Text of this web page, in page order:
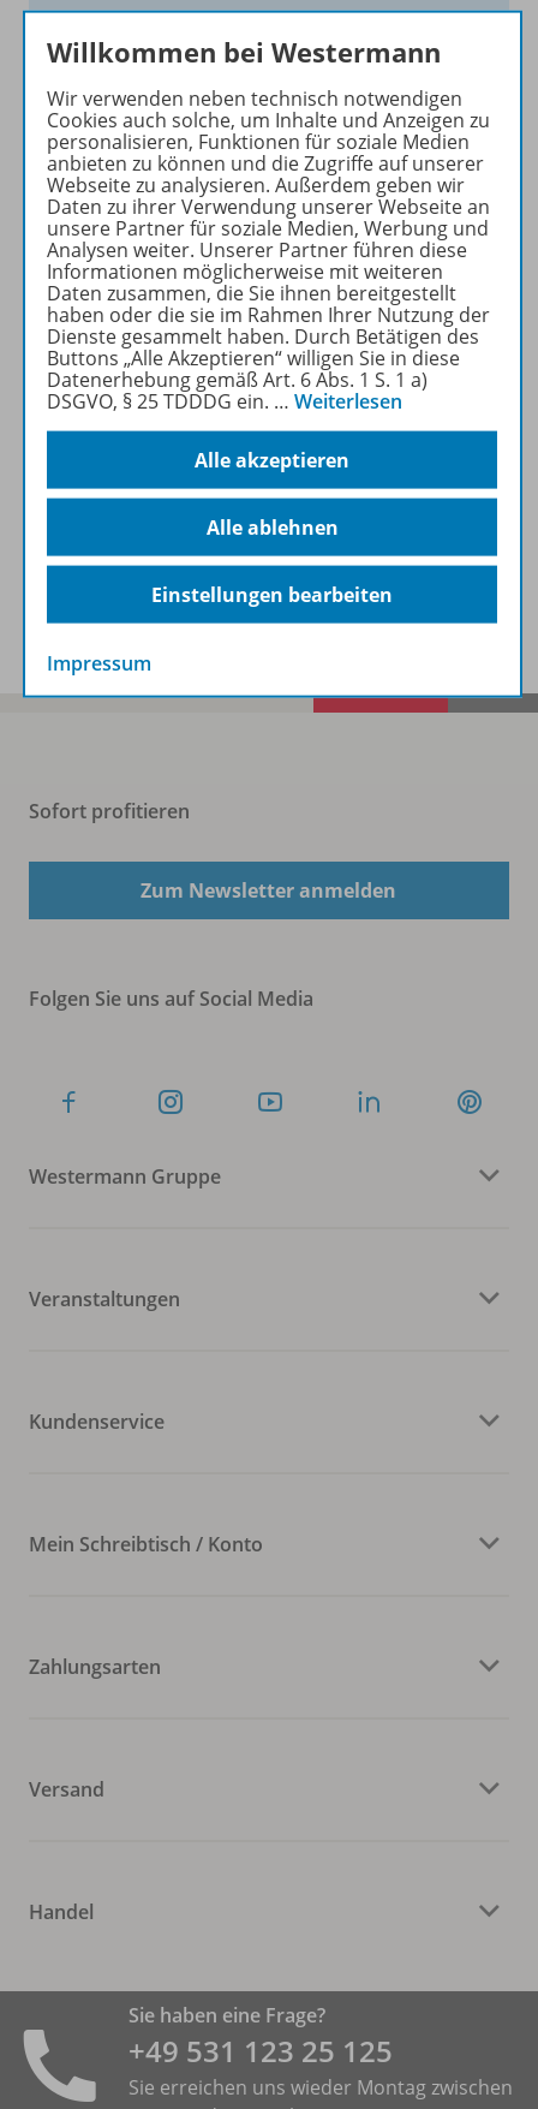
wir Ihnen einen Service, um
Ihren Unterricht aktuell und
einfach zu gestalten. Jede
Woche drei bis vier
Neuerscheinungen mit
großem Online Archiv.
Mehr erfahren
Informationen
Spar-Pakete
Sofort profitieren
Zum Newsletter anmelden
Folgen Sie uns auf Social Media
Westermann Gruppe
Veranstaltungen
Kundenservice
Mein Schreibtisch / Konto
Zahlungsarten
Versand
Handel
Sie haben eine Frage?
+49 531 ­123 25 125
Sie erreichen uns wieder Montag zwischen
Willkommen bei Westermann
Wir verwenden neben technisch notwendigen
Cookies auch solche, um Inhalte und Anzeigen zu
personalisieren, Funktionen für soziale Medien
anbieten zu können und die Zugriffe auf unserer
Webseite zu analysieren. Außerdem geben wir
Daten zu ihrer Verwendung unserer Webseite an
unsere Partner für soziale Medien, Werbung und
Analysen weiter. Unserer Partner führen diese
Informationen möglicherweise mit weiteren
Daten zusammen, die Sie ihnen bereitgestellt
haben oder die sie im Rahmen Ihrer Nutzung der
Dienste gesammelt haben. Durch Betätigen des
Buttons „Alle Akzeptieren“ willigen Sie in diese
Datenerhebung gemäß Art. 6 Abs. 1 S. 1 a)
DSGVO, § 25 TDDDG ein. … Weiterlesen
Alle akzeptieren
Alle ablehnen
Einstellungen bearbeiten
Impressum